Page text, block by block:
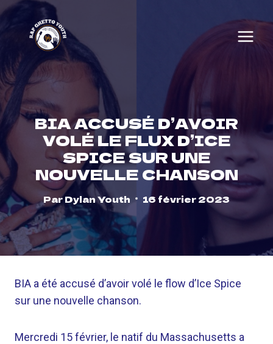
Skip
content
BIA ACCUSÉ D’AVOIR
VOLÉ LE FLUX D’ICE
SPICE SUR UNE
NOUVELLE CHANSON
ParDylan Youth 16 février 2023
BIA a été accusé d’avoir volé le flow d’Ice Spice
sur une nouvelle chanson.
Mercredi 15 février, le natif du Massachusetts a